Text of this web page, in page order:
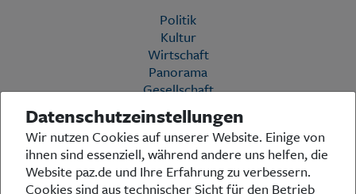
Politik
Kultur
Wirtschaft
Panorama
Gesellschaft
Leben
Geschichte
Ostpreußen
Pommern
Berlin-Brandenburg
Datenschutzeinstellungen
Wir nutzen Cookies auf unserer Website. Einige von
ihnen sind essenziell, während andere uns helfen, die
Website paz.de und Ihre Erfahrung zu verbessern.
Cookies sind aus technischer Sicht für den Betrieb